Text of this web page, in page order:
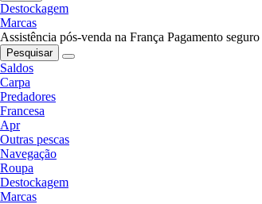
Destockagem
Marcas
Assistência pós-venda na França Pagamento seguro
Pesquisar
Saldos
Carpa
Predadores
Francesa
Apr
Outras pescas
Navegação
Roupa
Destockagem
Marcas